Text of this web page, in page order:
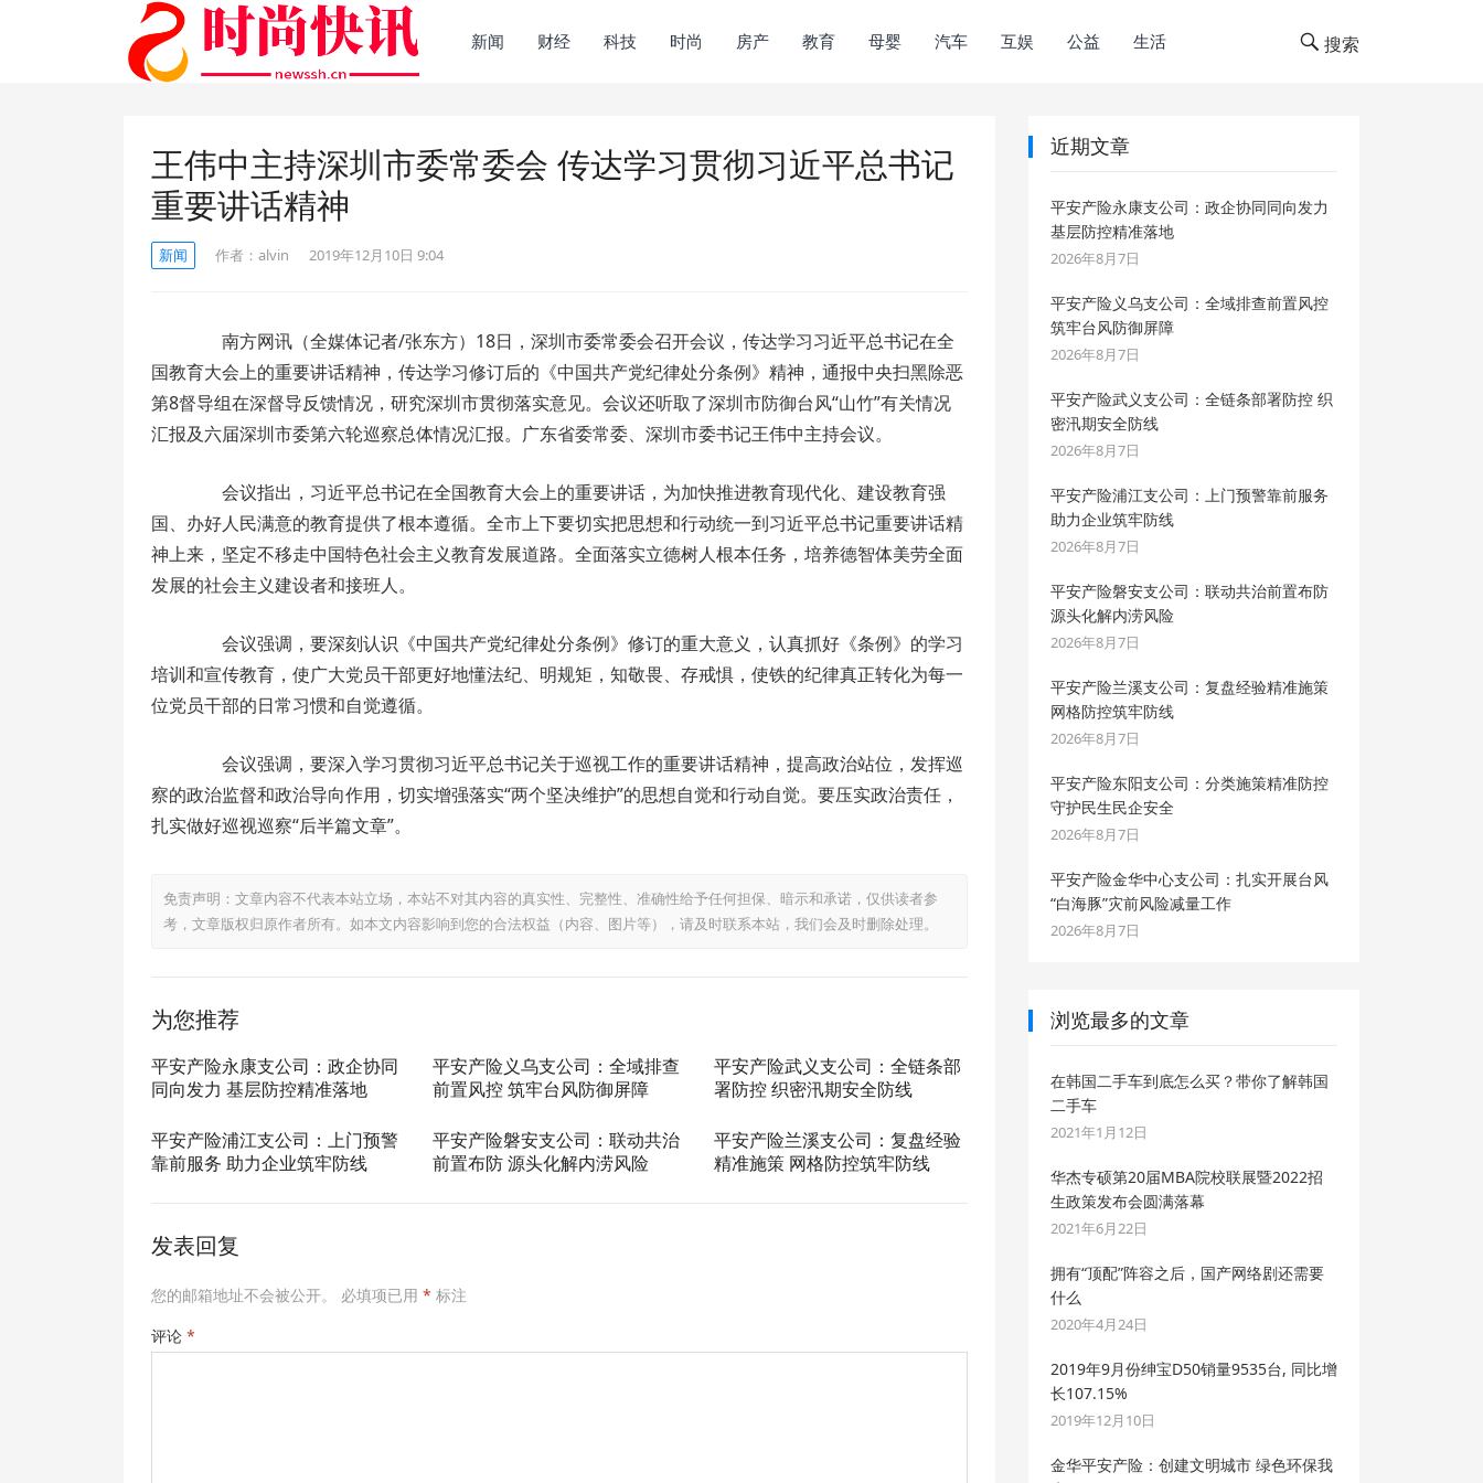
新闻 财经 科技 时尚 房产 教育 母婴 汽车 互娱 公益 生活 搜索
王伟中主持深圳市委常委会 传达学习贯彻习近平总书记
重要讲话精神
新闻 作者： alvin 2019年12月10日 9:04
南方网讯（全媒体记者/张东方）18日，深圳市委常委会召开会议，传达学习习近平总书记在全
国教育大会上的重要讲话精神，传达学习修订后的《中国共产党纪律处分条例》精神，通报中央扫黑除恶
第8督导组在深督导反馈情况，研究深圳市贯彻落实意见。会议还听取了深圳市防御台风“山竹”有关情况
汇报及六届深圳市委第六轮巡察总体情况汇报。广东省委常委、深圳市委书记王伟中主持会议。
会议指出，习近平总书记在全国教育大会上的重要讲话，为加快推进教育现代化、建设教育强
国、办好人民满意的教育提供了根本遵循。全市上下要切实把思想和行动统一到习近平总书记重要讲话精
神上来，坚定不移走中国特色社会主义教育发展道路。全面落实立德树人根本任务，培养德智体美劳全面
发展的社会主义建设者和接班人。
会议强调，要深刻认识《中国共产党纪律处分条例》修订的重大意义，认真抓好《条例》的学习
培训和宣传教育，使广大党员干部更好地懂法纪、明规矩，知敬畏、存戒惧，使铁的纪律真正转化为每一
位党员干部的日常习惯和自觉遵循。
会议强调，要深入学习贯彻习近平总书记关于巡视工作的重要讲话精神，提高政治站位，发挥巡
察的政治监督和政治导向作用，切实增强落实“两个坚决维护”的思想自觉和行动自觉。要压实政治责任，
扎实做好巡视巡察“后半篇文章”。
免责声明：文章内容不代表本站立场，本站不对其内容的真实性、完整性、准确性给予任何担保、暗示和承诺，仅供读者参
考，文章版权归原作者所有。如本文内容影响到您的合法权益（内容、图片等），请及时联系本站，我们会及时删除处理。
为您推荐
平安产险永康支公司：政企协同
同向发力 基层防控精准落地
平安产险义乌支公司：全域排查
前置风控 筑牢台风防御屏障
平安产险武义支公司：全链条部
署防控 织密汛期安全防线
平安产险浦江支公司：上门预警
靠前服务 助力企业筑牢防线
平安产险磐安支公司：联动共治
前置布防 源头化解内涝风险
平安产险兰溪支公司：复盘经验
精准施策 网格防控筑牢防线
发表回复
您的邮箱地址不会被公开。 必填项已用 * 标注
评论 *
近期文章
平安产险永康支公司：政企协同同向发力
基层防控精准落地
2026年8月7日
平安产险义乌支公司：全域排查前置风控
筑牢台风防御屏障
2026年8月7日
平安产险武义支公司：全链条部署防控 织
密汛期安全防线
2026年8月7日
平安产险浦江支公司：上门预警靠前服务
助力企业筑牢防线
2026年8月7日
平安产险磐安支公司：联动共治前置布防
源头化解内涝风险
2026年8月7日
平安产险兰溪支公司：复盘经验精准施策
网格防控筑牢防线
2026年8月7日
平安产险东阳支公司：分类施策精准防控
守护民生民企安全
2026年8月7日
平安产险金华中心支公司：扎实开展台风
“白海豚”灾前风险减量工作
2026年8月7日
浏览最多的文章
在韩国二手车到底怎么买？带你了解韩国
二手车
2021年1月12日
华杰专硕第20届MBA院校联展暨2022招
生政策发布会圆满落幕
2021年6月22日
拥有“顶配”阵容之后，国产网络剧还需要
什么
2020年4月24日
2019年9月份绅宝D50销量9535台, 同比增
长107.15%
2019年12月10日
金华平安产险：创建文明城市 绿色环保我